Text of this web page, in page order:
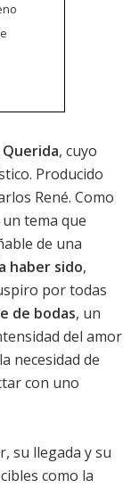
Querida, cuyo
Producido
René. Como
un tema que
de una
haber sido,
por todas
de bodas, un
del amor
necesidad de
con uno
su llegada y su
como la